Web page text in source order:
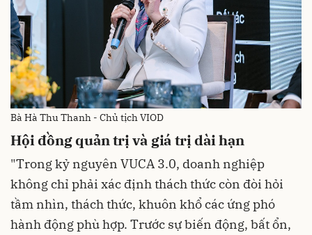
Bà Hà Thu Thanh - Chủ tịch VIOD
Hội đồng quản trị và giá trị dài hạn
"Trong kỷ nguyên VUCA 3.0, doanh nghiệp
không chỉ phải xác định thách thức còn đòi hỏi
tầm nhìn, thách thức, khuôn khổ các ứng phó
hành động phù hợp. Trước sự biến động, bất ổn,